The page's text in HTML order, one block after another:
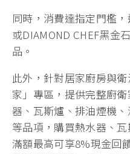
同時，消費達指定門檻
或DIAMOND CHEF黑金
品。
此外，針對居家廚房與
家」專區，提供完整廚
器、瓦斯爐、排油煙機
等品項，購買熱水器、
滿額最高可享8%現金回